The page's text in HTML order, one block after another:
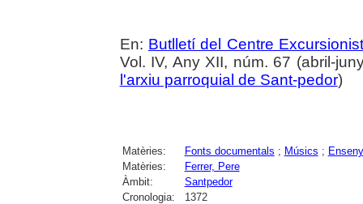
En: Butlletí del Centre
Vol. IV, Any XII, núm. 67 (abril-
l'arxiu parroquial de Sant-pedor)
Matèries: Fonts documentals ; Músics ;
Matèries:
Ferrer, Pere
Àmbit:
Santpedor
Cronologia:
1372